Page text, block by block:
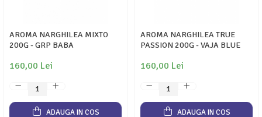
AROMA NARGHILEA MIXTO
200G - GRP BABA
160,00 Lei
ADAUGA IN COS
AROMA NARGHILEA TRUE
PASSION 200G - VAJA BLUE
160,00 Lei
ADAUGA IN COS